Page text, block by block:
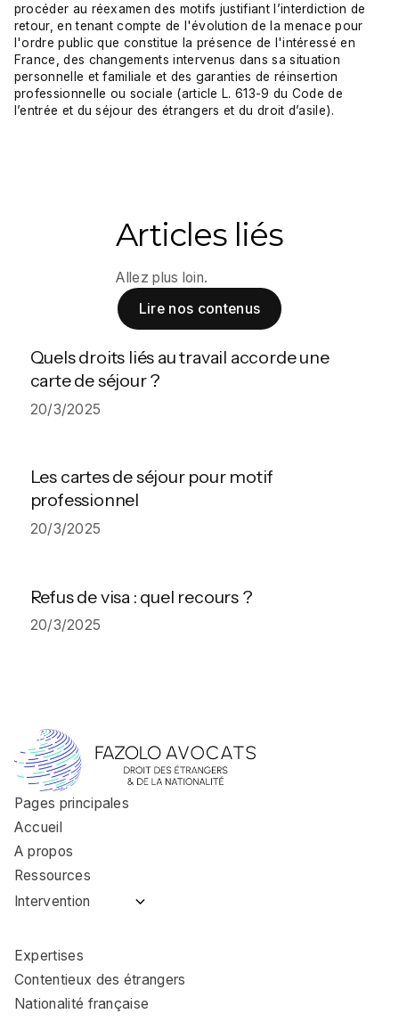
procéder au réexamen des motifs justifiant l’interdiction de
retour, en tenant compte de l'évolution de la menace pour
l'ordre public que constitue la présence de l'intéressé en
France, des changements intervenus dans sa situation
personnelle et familiale et des garanties de réinsertion
professionnelle ou sociale (article L. 613-9 du Code de
l’entrée et du séjour des étrangers et du droit d’asile).
Articles liés
Allez plus loin.
Lire nos contenus
Quels droits liés au travail accorde une
carte de séjour ?
20/3/2025
Les cartes de séjour pour motif
professionnel
20/3/2025
Refus de visa : quel recours ?
20/3/2025
Pages principales
Accueil
A propos
Ressources
Intervention
Coulommiers
Avocat immigration
Nemours
Avocat immigration
Expertises
Contentieux des étrangers
Nationalité française